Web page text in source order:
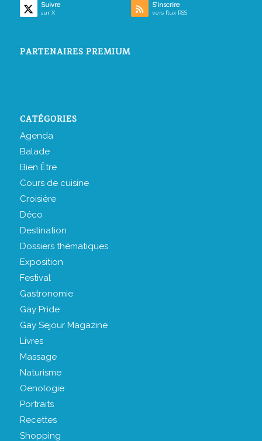
Suivre
sur X
S’inscrire
vers flux RSS
PARTENAIRES PREMIUM
CATÉGORIES
Agenda
Balade
Bien Être
Cours de cuisine
Croisière
Déco
Destination
Dossiers thématiques
Exposition
Festival
Gastronomie
Gay Pride
Gay Sejour Magazine
Livres
Massage
Naturisme
Oenologie
Portraits
Recettes
Shopping